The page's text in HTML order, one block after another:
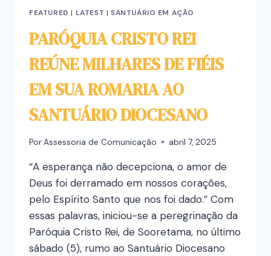
FEATURED | LATEST | SANTUÁRIO EM AÇÃO
PARÓQUIA CRISTO REI
REÚNE MILHARES DE FIÉIS
EM SUA ROMARIA AO
SANTUÁRIO DIOCESANO
PorAssessoria de Comunicação abril 7, 2025
“A esperança não decepciona, o amor de
Deus foi derramado em nossos corações,
pelo Espírito Santo que nos foi dado.” Com
essas palavras, iniciou-se a peregrinação da
Paróquia Cristo Rei, de Sooretama, no último
sábado (5), rumo ao Santuário Diocesano